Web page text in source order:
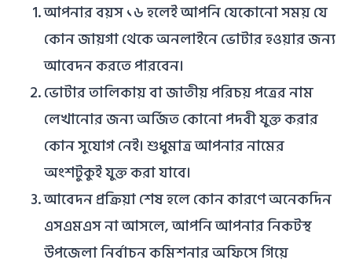
আপনার বয়স ১৬ হলেই আপনি যেকোনো সময় যে
কোন জায়গা থেকে অনলাইনে ভোটার হওয়ার জন্য
আবেদন করতে পারবেন।
ভোটার তালিকায় বা জাতীয় পরিচয় পত্রের নাম
লেখানোর জন্য অর্জিত কোনো পদবী যুক্ত করার
কোন সুযোগ নেই। শুধুমাত্র আপনার নামের
অংশটুকুই যুক্ত করা যাবে।
আবেদন প্রক্রিয়া শেষ হলে কোন কারণে অনেকদিন
এসএমএস না আসলে, আপনি আপনার নিকটস্থ
উপজেলা নির্বাচন কমিশনার অফিসে গিয়ে